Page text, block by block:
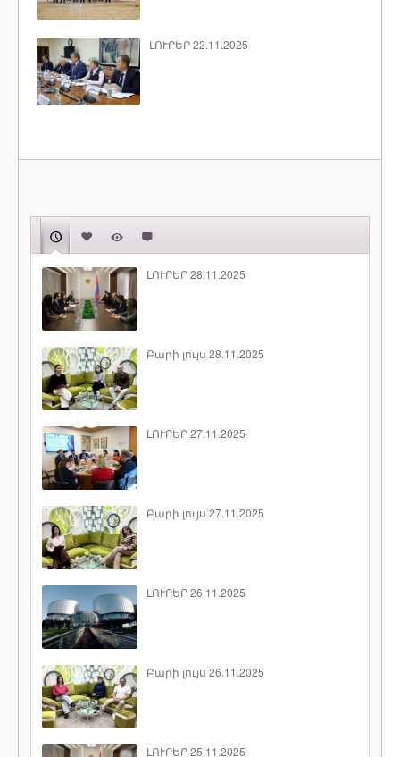
ԼՈՒՐԵՐ 22.11.2025
ԼՈՒՐԵՐ 28.11.2025
Բարի լույս 28.11.2025
ԼՈՒՐԵՐ 27.11.2025
Բարի լույս 27.11.2025
ԼՈՒՐԵՐ 26.11.2025
Բարի լույս 26.11.2025
ԼՈՒՐԵՐ 25.11.2025